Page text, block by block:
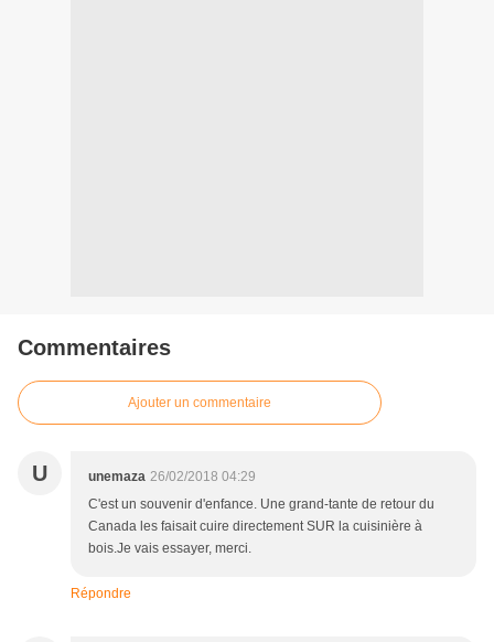
Commentaires
Ajouter un commentaire
U unemaza 26/02/2018 04:29
C'est un souvenir d'enfance. Une grand-tante de retour du
Canada les faisait cuire directement SUR la cuisinière à
bois.Je vais essayer, merci.
Répondre